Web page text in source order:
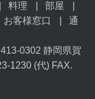
料理
部屋
お客様窓口
通
0302 静岡県賀
1230 (代) FAX.